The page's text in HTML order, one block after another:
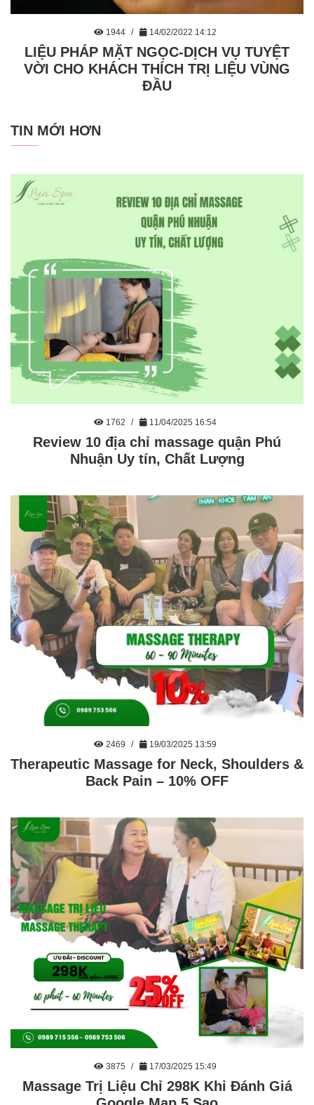
1944 14/02/2022 14:12
LIỆU PHÁP MẶT NGỌC-DỊCH VỤ TUYỆT
VỜI CHO KHÁCH THÍCH TRỊ LIỆU VÙNG
ĐẦU
TIN MỚI HƠN
1762 11/04/2025 16:54
Review 10 địa chỉ massage quận Phú
Nhuận Uy tín, Chất Lượng
2469 19/03/2025 13:59
Therapeutic Massage for Neck, Shoulders &
Back Pain – 10% OFF
3875 17/03/2025 15:49
Massage Trị Liệu Chỉ 298K Khi Đánh Giá